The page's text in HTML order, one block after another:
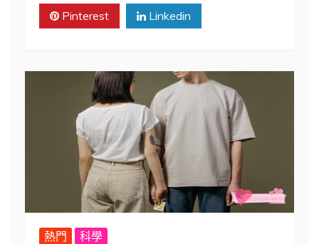
Pinterest Linkedin
熱門 科學